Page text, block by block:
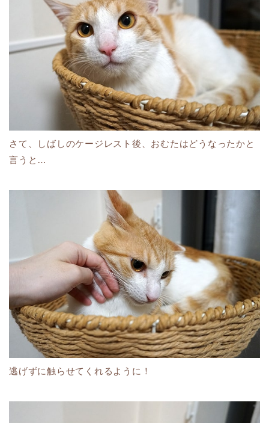
さて、しばしのケージレスト後、おむたはどうなったかと
言うと…
逃げずに触らせてくれるように！